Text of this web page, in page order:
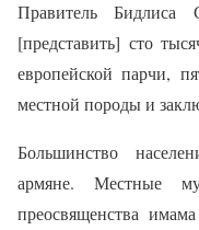
Правитель Бидлиса
[представить] сто
европейской парчи,
местной породы и
Большинство
армяне. Местные
преосвященства